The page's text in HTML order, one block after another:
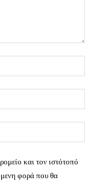
και τον ιστότοπό
φορά που θα